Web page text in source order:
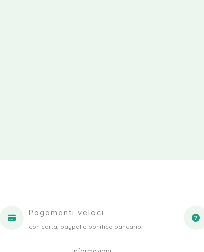
Pagamenti veloci
con carta, paypal e bonifico bancario.